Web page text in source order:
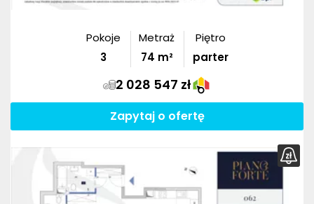
Pokoje
3
Metraż
74 m²
Piętro
parter
2 028 547 zł
Zapytaj o ofertę